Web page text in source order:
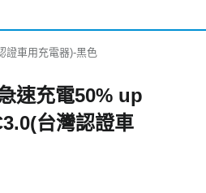
證車用充電器)-黑色
速充電50% up
台灣認證車